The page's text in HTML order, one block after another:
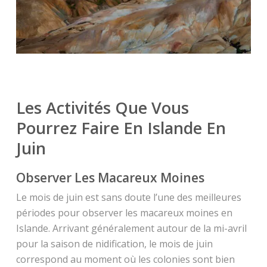
Les Activités Que Vous
Pourrez Faire En Islande En
Juin
Observer Les Macareux Moines
Le mois de juin est sans doute l’une des meilleures
périodes pour observer les macareux moines en
Islande. Arrivant généralement autour de la mi-avril
pour la saison de nidification, le mois de juin
correspond au moment où les colonies sont bien